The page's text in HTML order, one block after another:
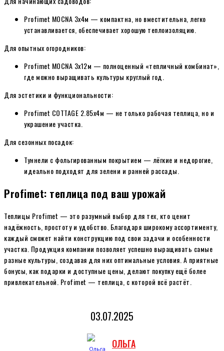
Profimet MOCNA 3х4м — компактна, но вместительна, легко
устанавливается, обеспечивает хорошую теплоизоляцию.
Для опытных огородников:
Profimet MOCNA 3х12м — полноценный «тепличный комбинат»,
где можно выращивать культуры круглый год.
Для эстетики и функциональности:
Profimet COTTAGE 2.85х4м — не только рабочая теплица, но и
украшение участка.
Для сезонных посадок:
Туннели с фольгированным покрытием — лёгкие и недорогие,
идеально подходят для зелени и ранней рассады.
Profimet: теплица под ваш урожай
Теплицы Profimet — это разумный выбор для тех, кто ценит
надёжность, простоту и удобство. Благодаря широкому ассортименту,
каждый сможет найти конструкцию под свои задачи и особенности
участка. Продукция компании позволяет успешно выращивать самые
разные культуры, создавая для них оптимальные условия. А приятные
бонусы, как подарки и доступные цены, делают покупку ещё более
привлекательной. Profimet — теплица, с которой всё растёт.
03.07.2025
ОЛЬГА